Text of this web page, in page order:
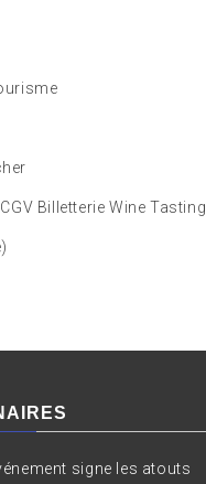
Billetterie Wine Tasting
signe les atouts